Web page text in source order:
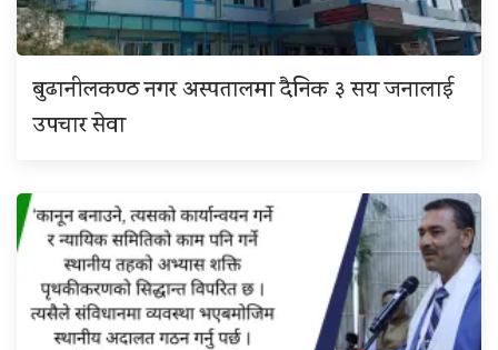
बुढानीलकण्ठ नगर अस्पतालमा दैनिक ३ सय जनालाई
उपचार सेवा